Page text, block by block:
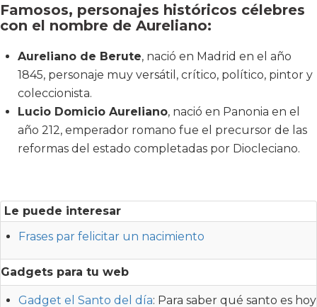
Famosos, personajes históricos célebres
con el nombre de Aureliano:
Aureliano de Berute, nació en Madrid en el año
1845, personaje muy versátil, crítico, político, pintor y
coleccionista.
Lucio Domicio Aureliano, nació en Panonia en el
año 212, emperador romano fue el precursor de las
reformas del estado completadas por Diocleciano.
Le puede interesar
Frases par felicitar un nacimiento
Gadgets para tu web
Gadget el Santo del día: Para saber qué santo es hoy